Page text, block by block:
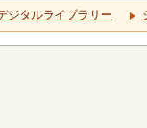
ジタルライブラリー